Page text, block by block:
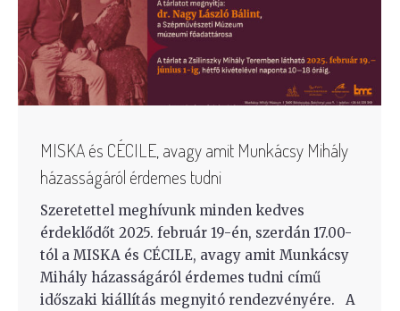
MISKA és CÉCILE, avagy amit Munkácsy Mihály
házasságáról érdemes tudni
Szeretettel meghívunk minden kedves
érdeklődőt 2025. február 19-én, szerdán 17.00-
tól a MISKA és CÉCILE, avagy amit Munkácsy
Mihály házasságáról érdemes tudni című
időszaki kiállítás megnyitó rendezvényére. A